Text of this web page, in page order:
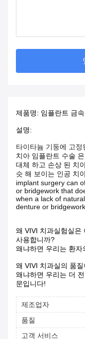
제품명: 임플란트 금
설명:
타이타늄 기둥에 고정
치아 임플란트 수술
대체 하고 손상 된 치
슷 해 보이는 인공 치
implant surgery can
or bridgework that
when a lack of
denture or
왜 VIVI 치과실험실은
사용합니까?
왜냐하면 우리는 환
왜 VIVI 치과실의 품
왜냐하면 우리는 더
문입니다!
제조업자
품질
고객 서비스